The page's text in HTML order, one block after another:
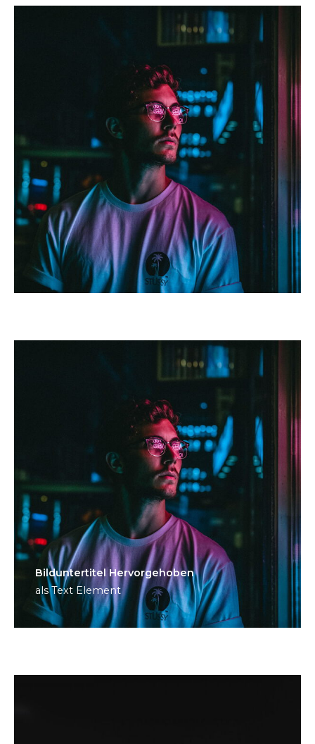
Bild­unter­titel Hervorgehoben
als Text Element